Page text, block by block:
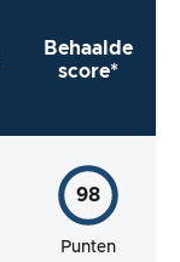
Behaalde
score*
98
Punten